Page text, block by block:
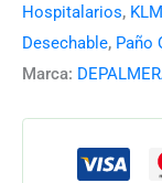
Hospitalarios,
Desechable, Paño
Marca: